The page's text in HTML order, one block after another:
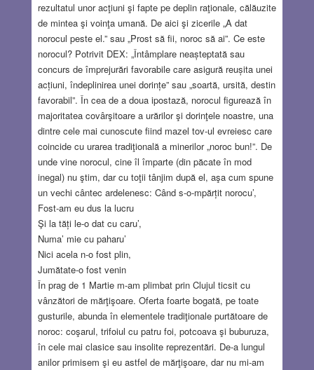
rezultatul unor acţiuni şi fapte pe deplin raţionale, călăuzite
de mintea şi voinţa umană. De aici şi zicerile „A dat
norocul peste el.” sau „Prost să fii, noroc să ai”. Ce este
norocul? Potrivit DEX: „Întâmplare neașteptată sau
concurs de împrejurări favorabile care asigură reușita unei
acțiuni, îndeplinirea unei dorințe” sau „soartă, ursită, destin
favorabil”. În cea de a doua ipostază, norocul figurează în
majoritatea covârşitoare a urărilor şi dorinţele noastre, una
dintre cele mai cunoscute fiind mazel tov-ul evreiesc care
coincide cu urarea tradiţională a minerilor „noroc bun!”. De
unde vine norocul, cine îl împarte (din păcate în mod
inegal) nu ştim, dar cu toţii tânjim după el, aşa cum spune
un vechi cântec ardelenesc: Când s-o-mpărțit norocu’,
Fost-am eu dus la lucru
Şi la tăți le-o dat cu caru’,
Numa’ mie cu paharu’
Nici acela n-o fost plin,
Jumătate-o fost venin
În prag de 1 Martie m-am plimbat prin Clujul ticsit cu
vânzători de mărţişoare. Oferta foarte bogată, pe toate
gusturile, abunda în elementele tradiţionale purtătoare de
noroc: coşarul, trifoiul cu patru foi, potcoava şi buburuza,
în cele mai clasice sau insolite reprezentări. De-a lungul
anilor primisem şi eu astfel de mărţişoare, dar nu mi-am